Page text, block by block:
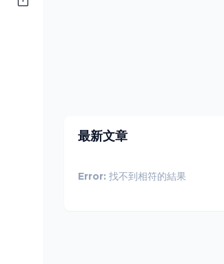
最新文章
Error: 找不到相符的結果